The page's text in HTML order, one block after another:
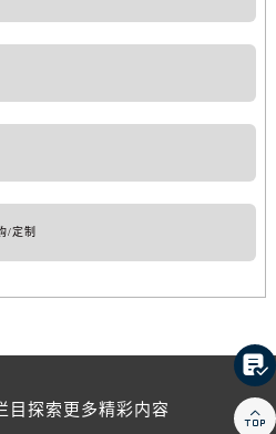
/定制
目探索更多精彩内容

